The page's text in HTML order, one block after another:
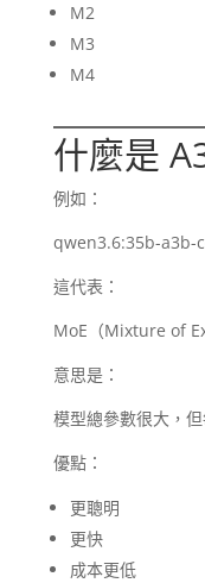
M2
M3
M4
什麼是
例如：
qwen3.6:35b-a3b-
這代表：
MoE（Mixture of
意思是：
模型總參數很大，
優點：
更聰明
更快
成本更低